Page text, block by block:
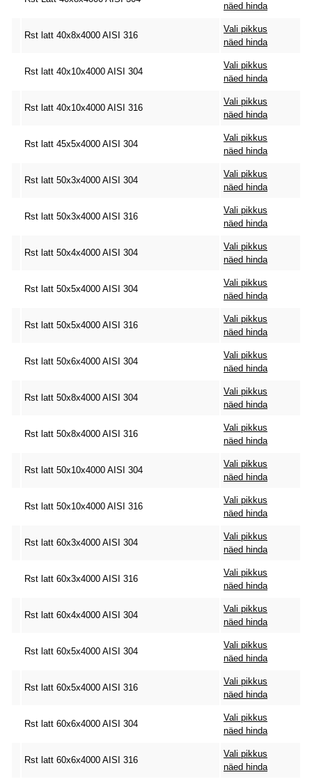
näed hinda
Rst latt 40x8x4000 AISI 316
Vali pikkus
näed hinda
Rst latt 40x10x4000 AISI 304
Vali pikkus
näed hinda
Rst latt 40x10x4000 AISI 316
Vali pikkus
näed hinda
Rst latt 45x5x4000 AISI 304
Vali pikkus
näed hinda
Rst latt 50x3x4000 AISI 304
Vali pikkus
näed hinda
Rst latt 50x3x4000 AISI 316
Vali pikkus
näed hinda
Rst latt 50x4x4000 AISI 304
Vali pikkus
näed hinda
Rst latt 50x5x4000 AISI 304
Vali pikkus
näed hinda
Rst latt 50x5x4000 AISI 316
Vali pikkus
näed hinda
Rst latt 50x6x4000 AISI 304
Vali pikkus
näed hinda
Rst latt 50x8x4000 AISI 304
Vali pikkus
näed hinda
Rst latt 50x8x4000 AISI 316
Vali pikkus
näed hinda
Rst latt 50x10x4000 AISI 304
Vali pikkus
näed hinda
Rst latt 50x10x4000 AISI 316
Vali pikkus
näed hinda
Rst latt 60x3x4000 AISI 304
Vali pikkus
näed hinda
Rst latt 60x3x4000 AISI 316
Vali pikkus
näed hinda
Rst latt 60x4x4000 AISI 304
Vali pikkus
näed hinda
Rst latt 60x5x4000 AISI 304
Vali pikkus
näed hinda
Rst latt 60x5x4000 AISI 316
Vali pikkus
näed hinda
Rst latt 60x6x4000 AISI 304
Vali pikkus
näed hinda
Rst latt 60x6x4000 AISI 316
Vali pikkus
näed hinda